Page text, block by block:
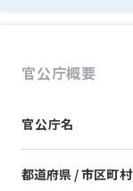
官公庁概要
官公庁名
都道府県 / 市区町村